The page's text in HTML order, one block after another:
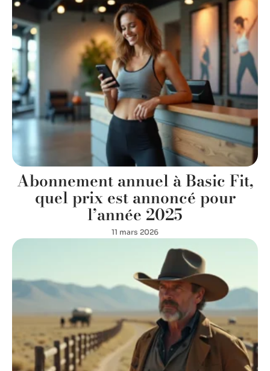
Abonnement annuel à Basic Fit,
quel prix est annoncé pour
l’année 2025
11 mars 2026